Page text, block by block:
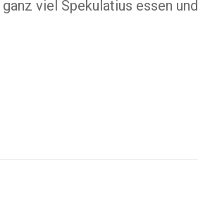
viel Spekulatius essen und